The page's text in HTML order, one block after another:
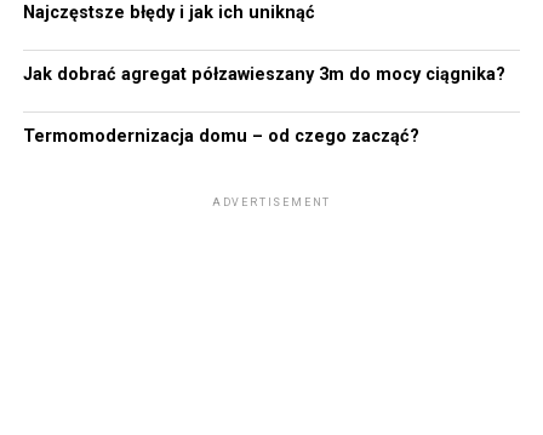
Najczęstsze błędy i jak ich uniknąć
Jak dobrać agregat półzawieszany 3m do mocy ciągnika?
Termomodernizacja domu – od czego zacząć?
ADVERTISEMENT